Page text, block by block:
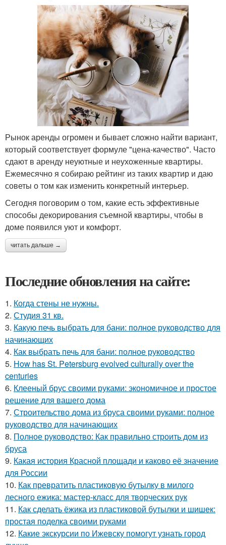
Рынок аренды огромен и бывает сложно найти вариант,
который соответствует формуле "цена-качество". Часто
сдают в аренду неуютные и неухоженные квартиры.
Ежемесячно я собираю рейтинг из таких квартир и даю
советы о том как изменить конкретный интерьер.
Сегодня поговорим о том, какие есть эффективные
способы декорирования съемной квартиры, чтобы в
доме появился уют и комфорт.
читать дальше →
Последние обновления на сайте:
1. Когда стены не нужны.
2. Студия 31 кв.
3. Какую печь выбрать для бани: полное руководство для
начинающих
4. Как выбрать печь для бани: полное руководство
5. How has St. Petersburg evolved culturally over the
centuries
6. Клееный брус своими руками: экономичное и простое
решение для вашего дома
7. Строительство дома из бруса своими руками: полное
руководство для начинающих
8. Полное руководство: Как правильно строить дом из
бруса
9. Какая история Красной площади и каково её значение
для России
10. Как превратить пластиковую бутылку в милого
лесного ежика: мастер-класс для творческих рук
11. Как сделать ёжика из пластиковой бутылки и шишек:
простая поделка своими руками
12. Какие экскурсии по Ижевску помогут узнать город